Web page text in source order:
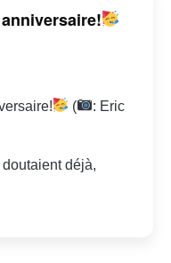
(
: Eric
déjà,